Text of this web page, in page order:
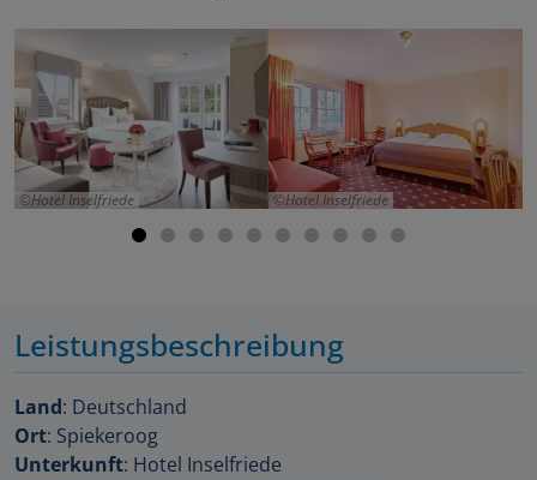
Hotel Inselfriede Hotel Inselfriede
Leistungsbeschreibung
Land: Deutschland
Ort: Spiekeroog
Unterkunft: Hotel Inselfriede